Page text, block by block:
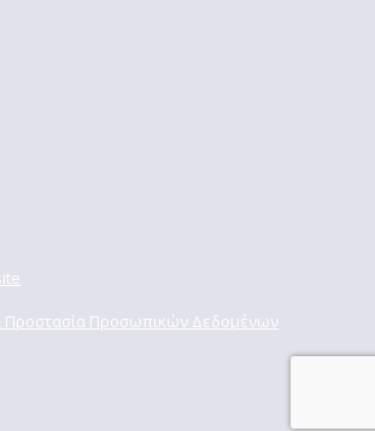
Προστασία Προσωπικών Δεδομένων